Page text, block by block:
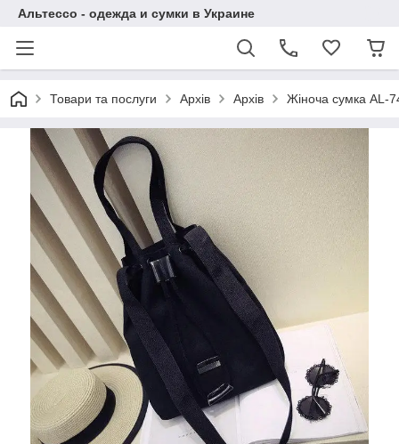
Альтессо - одежда и сумки в Украине
Товари та послуги Архів Архів Жіноча сумка AL-